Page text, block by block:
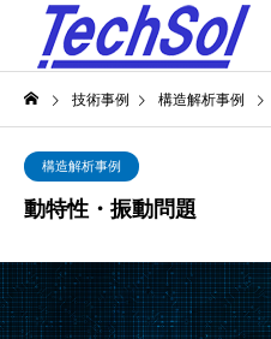
技術事例 構造解析事例
構造解析事例
動特性・振動問題